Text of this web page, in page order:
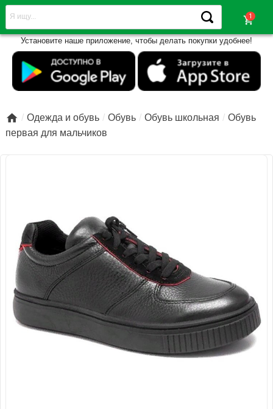
shopping_cart
Установите наше приложение, чтобы делать покупки удобнее!
 Одежда и обувь Обувь Обувь школьная
Обувь
первая для мальчиков